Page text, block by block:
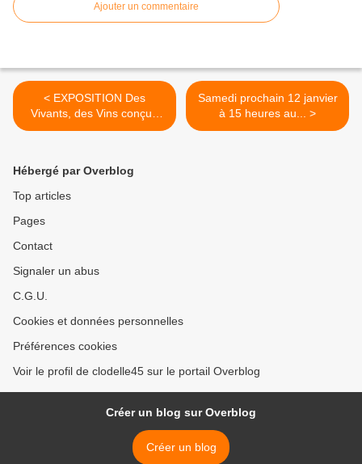
Ajouter un commentaire
< EXPOSITION Des
Vivants, des Vins conçue
par le...
Samedi prochain 12 janvier
à 15 heures au... >
Hébergé par Overblog
Top articles
Pages
Contact
Signaler un abus
C.G.U.
Cookies et données personnelles
Préférences cookies
Voir le profil de clodelle45 sur le portail Overblog
Créer un blog sur Overblog
Créer un blog